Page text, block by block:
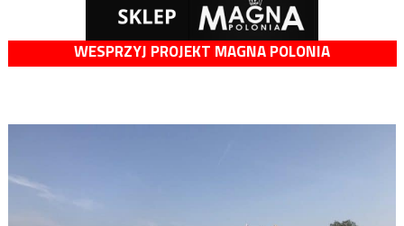
WESPRZYJ PROJEKT MAGNA POLONIA